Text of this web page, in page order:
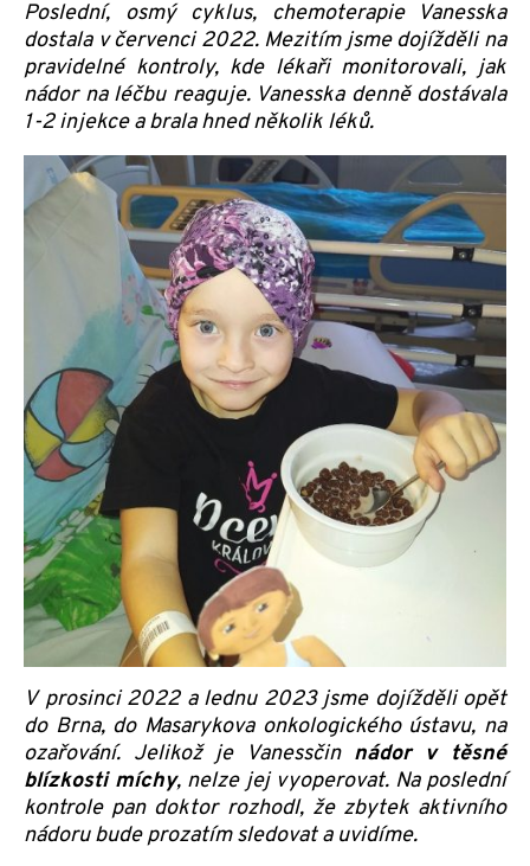
Poslední, osmý cyklus, chemoterapie Vanesska
dostala v červenci 2022. Mezitím jsme dojížděli na
pravidelné kontroly, kde lékaři monitorovali, jak
nádor na léčbu reaguje. Vanesska denně dostávala
1-2 injekce a brala hned několik léků.
V prosinci 2022 a lednu 2023 jsme dojížděli opět
do Brna, do Masarykova onkologického ústavu, na
ozařování. Jelikož je Vanessčin nádor v těsné
blízkosti míchy, nelze jej vyoperovat. Na poslední
kontrole pan doktor rozhodl, že zbytek aktivního
nádoru bude prozatím sledovat a uvidíme.